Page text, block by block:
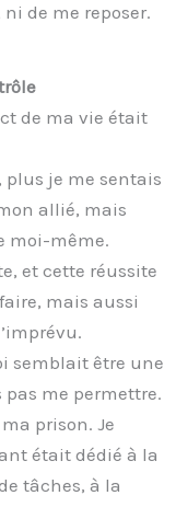
de me reposer.
de ma vie était
plus je me sentais
allié, mais
moi-même.
et cette réussite
mais aussi
semblait être une
me permettre.
prison. Je
était dédié à la
tâches, à la